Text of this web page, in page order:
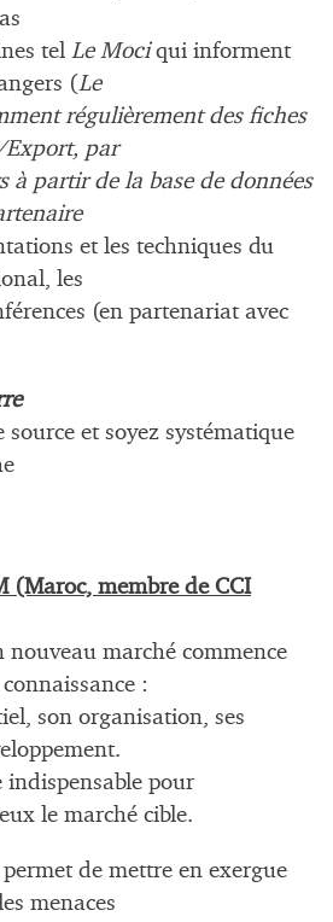
tel Le Mociqui informent
(Le
régulièrement des fiches
par
à partir de la base de données
et les techniques du
les
(en partenariat avec
source et soyez systématique
(Maroc, membre de CCI
nouveau marché commence
:
son organisation, ses
indispensable pour
le marché cible.
permet de mettre en exergue
menaces